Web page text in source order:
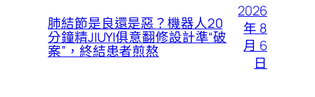
肺結節是良還是惡？機器人20
分鐘精JIUYI俱意翻修設計準“破
案”，終結患者煎熬
2026
年 8
月 6
日